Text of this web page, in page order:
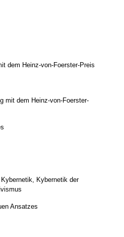
dem Heinz-von-Foerster-Preis
mit dem Heinz-von-Foerster-
Kybernetik der
Ansatzes